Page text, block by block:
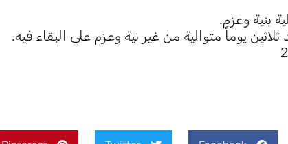
بنية وعزم.
يوماً متوالية من غير نية وعزم على البقاء فيه.